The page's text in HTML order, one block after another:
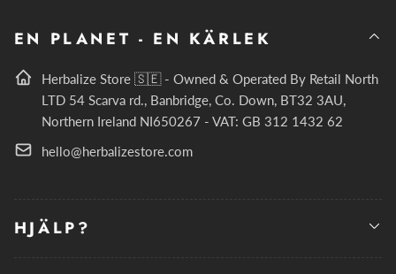
EN PLANET - EN KÄRLEK
Herbalize Store 🇸🇪 - Owned & Operated By Retail North
LTD 54 Scarva rd., Banbridge, Co. Down, BT32 3AU,
Northern Ireland NI650267 - VAT: GB 312 1432 62
hello@herbalizestore.com
HJÄLP?